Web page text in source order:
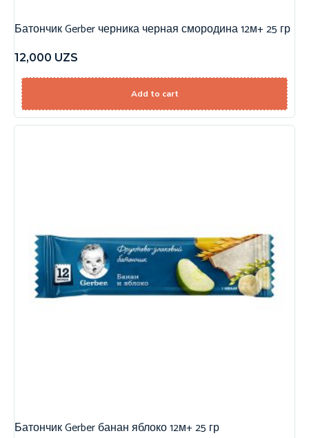
Батончик Gerber черника черная смородина 12м+ 25 гр
12,000 UZS
Add to cart
Батончик Gerber банан яблоко 12м+ 25 гр